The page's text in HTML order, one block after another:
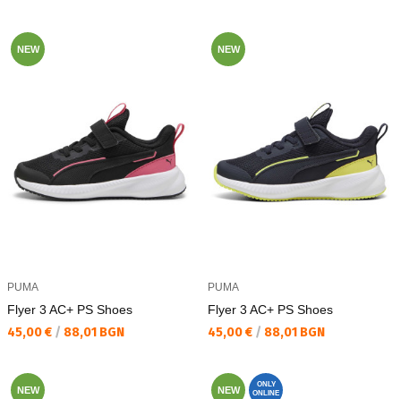
NEW
PUMA
Flyer 3 AC+ PS Shoes
Текуща цена:
45,00 € / 88,01 BGN
NEW
PUMA
Flyer 3 AC+ PS Shoes
Текуща цена:
45,00 € / 88,01 BGN
NEW NEW
ONLY
ONLINE